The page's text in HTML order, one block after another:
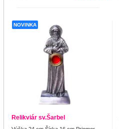
NOVINKA
Relikviár sv.Šarbel